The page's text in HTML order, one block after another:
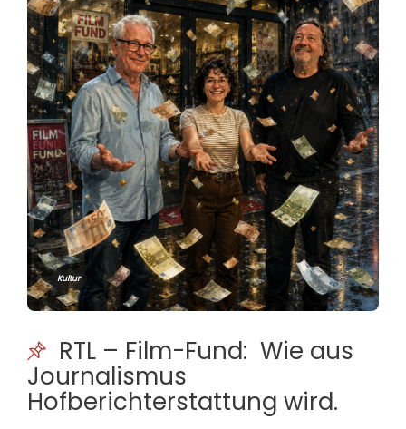
Kultur
RTL – Film-Fund: Wie aus
Journalismus
Hofberichterstattung wird.